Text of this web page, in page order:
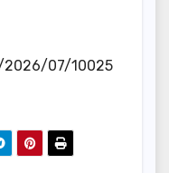
07/10025